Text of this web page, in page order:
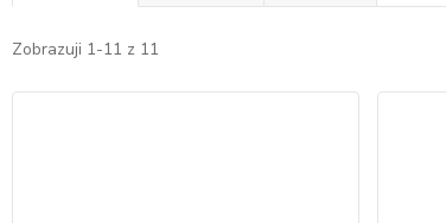
Zobrazuji 1-11 z 11